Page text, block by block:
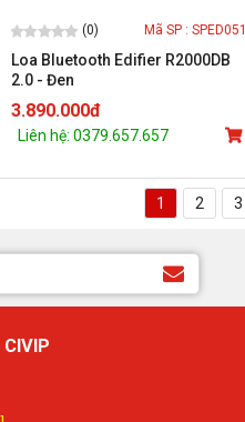
(0) Mã SP : SPED051
Loa Bluetooth Edifier R2000DB
2.0 - Đen
3.890.000đ
Liên hệ: 0379.657.657
1 2 3
CIVIP